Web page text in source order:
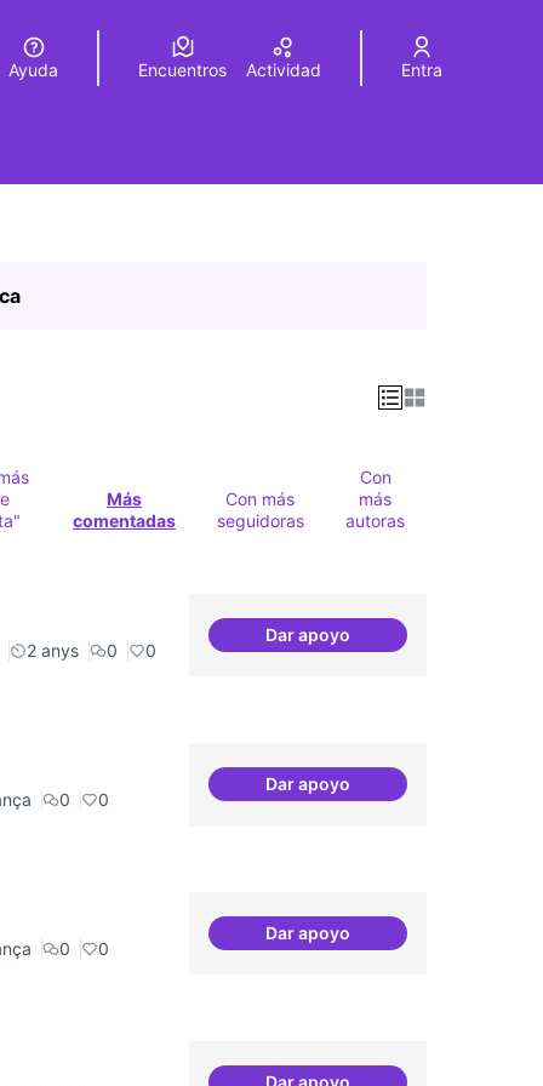
Elegir el idioma Choose language
Ayuda Encuentros Actividad Entra
Más
comentadas
Con más
seguidoras
Con
más
autoras
2 anys 0 0
Dar apoyoProductes finalitzats i
0 0
Dar apoyoParticipació ciutadana
0 0
Dar apoyodecidim.canodrom
Dar apoyo